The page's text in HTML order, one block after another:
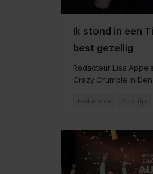
Ik stond in een
best gezellig
Redacteur Lisa
Crazy Crumble in
Fastservice Citytrip